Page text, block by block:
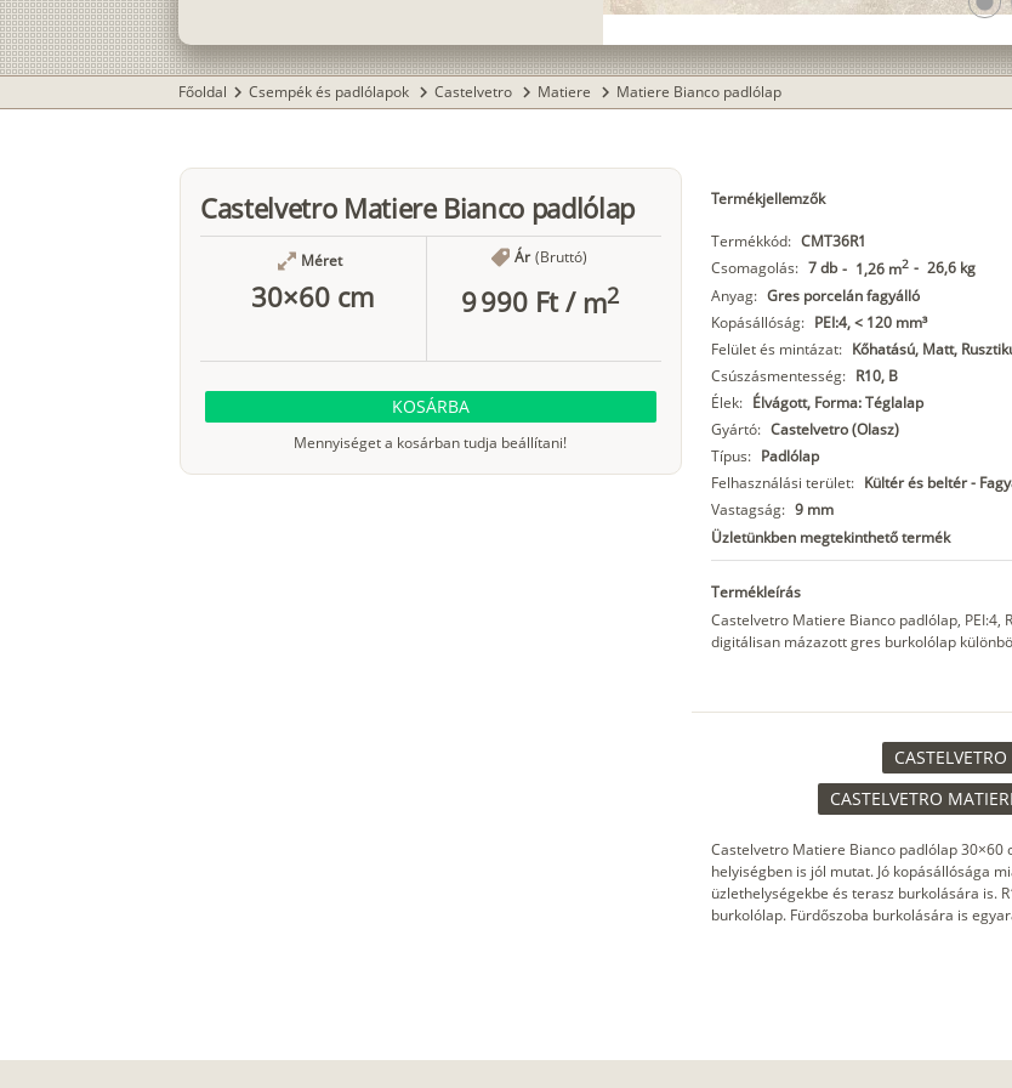
Főoldal chevron_right Csempék és padlólapok chevron_right Castelvetro chevron_right Matiere chevron_right Matiere Bianco padlólap
Castelvetro Matiere Bianco padlólap
Méret
30×60 cm
Ár (Bruttó)
9 990 Ft/ m2
KOSÁRBA
Mennyiséget a kosárban tudja beállítani!
Termékjellemzők
Termékkód: CMT36R1
Csomagolás: 7 db - 1,26 m2 - 26,6 kg
Anyag: Gres porcelán fagyálló
Kopásállóság: PEI:4, < 120 mm³
Felület és mintázat: Kőhatású, Matt,
Csúszásmentesség: R10, B
Élek: Élvágott, Forma: Téglalap
Gyártó: Castelvetro (Olasz)
Típus: Padlólap
Felhasználási terület: Kültér és beltér -
Vastagság: 9 mm
Üzletünkben megtekinthető termék
Termékleírás
Castelvetro Matiere Bianco padlólap, PEI:4,
digitálisan mázazott gres burkolólap
CASTELVETRO
Castelvetro Matiere Bianco padlólap
helyiségben is jól mutat. Jó kopásállósága
üzlethelységekbe és terasz burkolására is.
burkolólap. Fürdőszoba burkolására is